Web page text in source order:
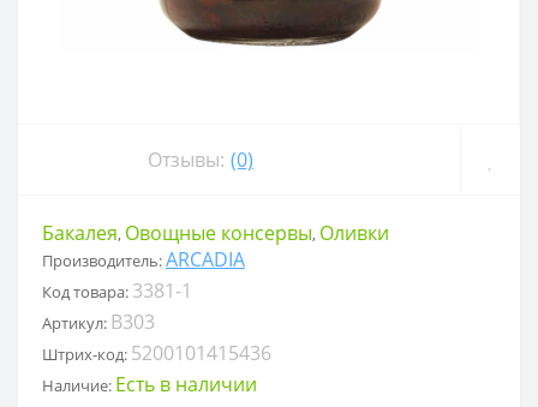
Отзывы: (0)
Бакалея, Овощные консервы, Оливки
Производитель:ARCADIA
Код товара: 3381-1
Артикул: B303
Штрих-код: 5200101415436
Наличие: Есть в наличии